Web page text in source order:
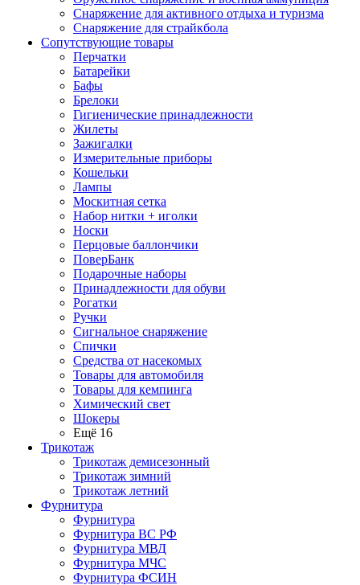
Снаряжение для активного отдыха и туризма
Снаряжение для страйкбола
Сопутствующие товары
Перчатки
Батарейки
Бафы
Брелоки
Гигиенические принадлежности
Жилеты
Зажигалки
Измерительные приборы
Кошельки
Лампы
Москитная сетка
Набор нитки + иголки
Носки
Перцовые баллончики
ПоверБанк
Подарочные наборы
Принадлежности для обуви
Рогатки
Ручки
Сигнальное снаряжение
Спички
Средства от насекомых
Товары для автомобиля
Товары для кемпинга
Химический свет
Шокеры
Ещё 16
Трикотаж
Трикотаж демисезонный
Трикотаж зимний
Трикотаж летний
Фурнитура
Фурнитура
Фурнитура ВС РФ
Фурнитура МВД
Фурнитура МЧС
Фурнитура ФСИН